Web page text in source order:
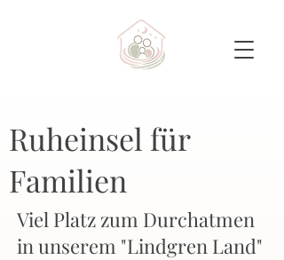
Ruheinsel für
Familien
Viel Platz zum Durchatmen
in unserem "Lindgren Land"